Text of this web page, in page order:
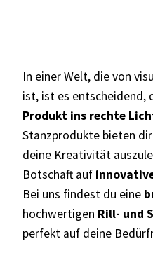
In einer Welt, die von
ist, ist es entscheidend,
Produkt ins rechte
Stanzprodukte bieten
deine Kreativität
Botschaft auf
Bei uns findest du eine
hochwertigen Rill- und
perfekt auf deine